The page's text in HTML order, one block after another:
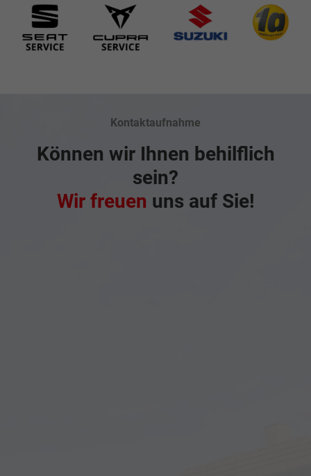
Kontaktaufnahme
Können wir Ihnen behilflich
sein?
Wir freuen uns auf Sie!